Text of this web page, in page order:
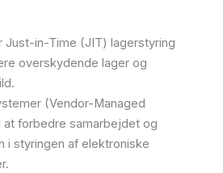
Just-in-Time (JIT) lagerstyring
overskydende lager og
(Vendor-Managed
at forbedre samarbejdet og
i styringen af elektroniske